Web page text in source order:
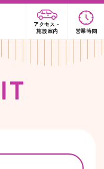
アクセス・
施設案内
営業時間
IT